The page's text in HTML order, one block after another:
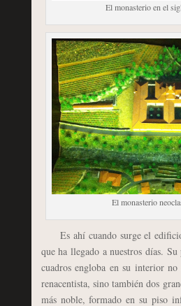
El monasterio en el
El monasterio
Es ahí cuando surge el edificio
que ha llegado a nuestros días.
cuadros engloba en su interior
renacentista, sino también dos
más noble, formado en su piso